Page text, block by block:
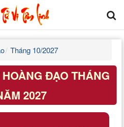
Tháng 10/2027
ĐẠO THÁNG
2027